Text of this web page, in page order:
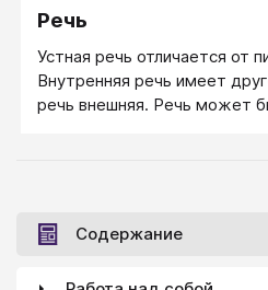
Речь
Устная речь отличается от
Внутренняя речь имеет
речь внешняя. Речь может
лучше, когда речь чистая,
Содержание